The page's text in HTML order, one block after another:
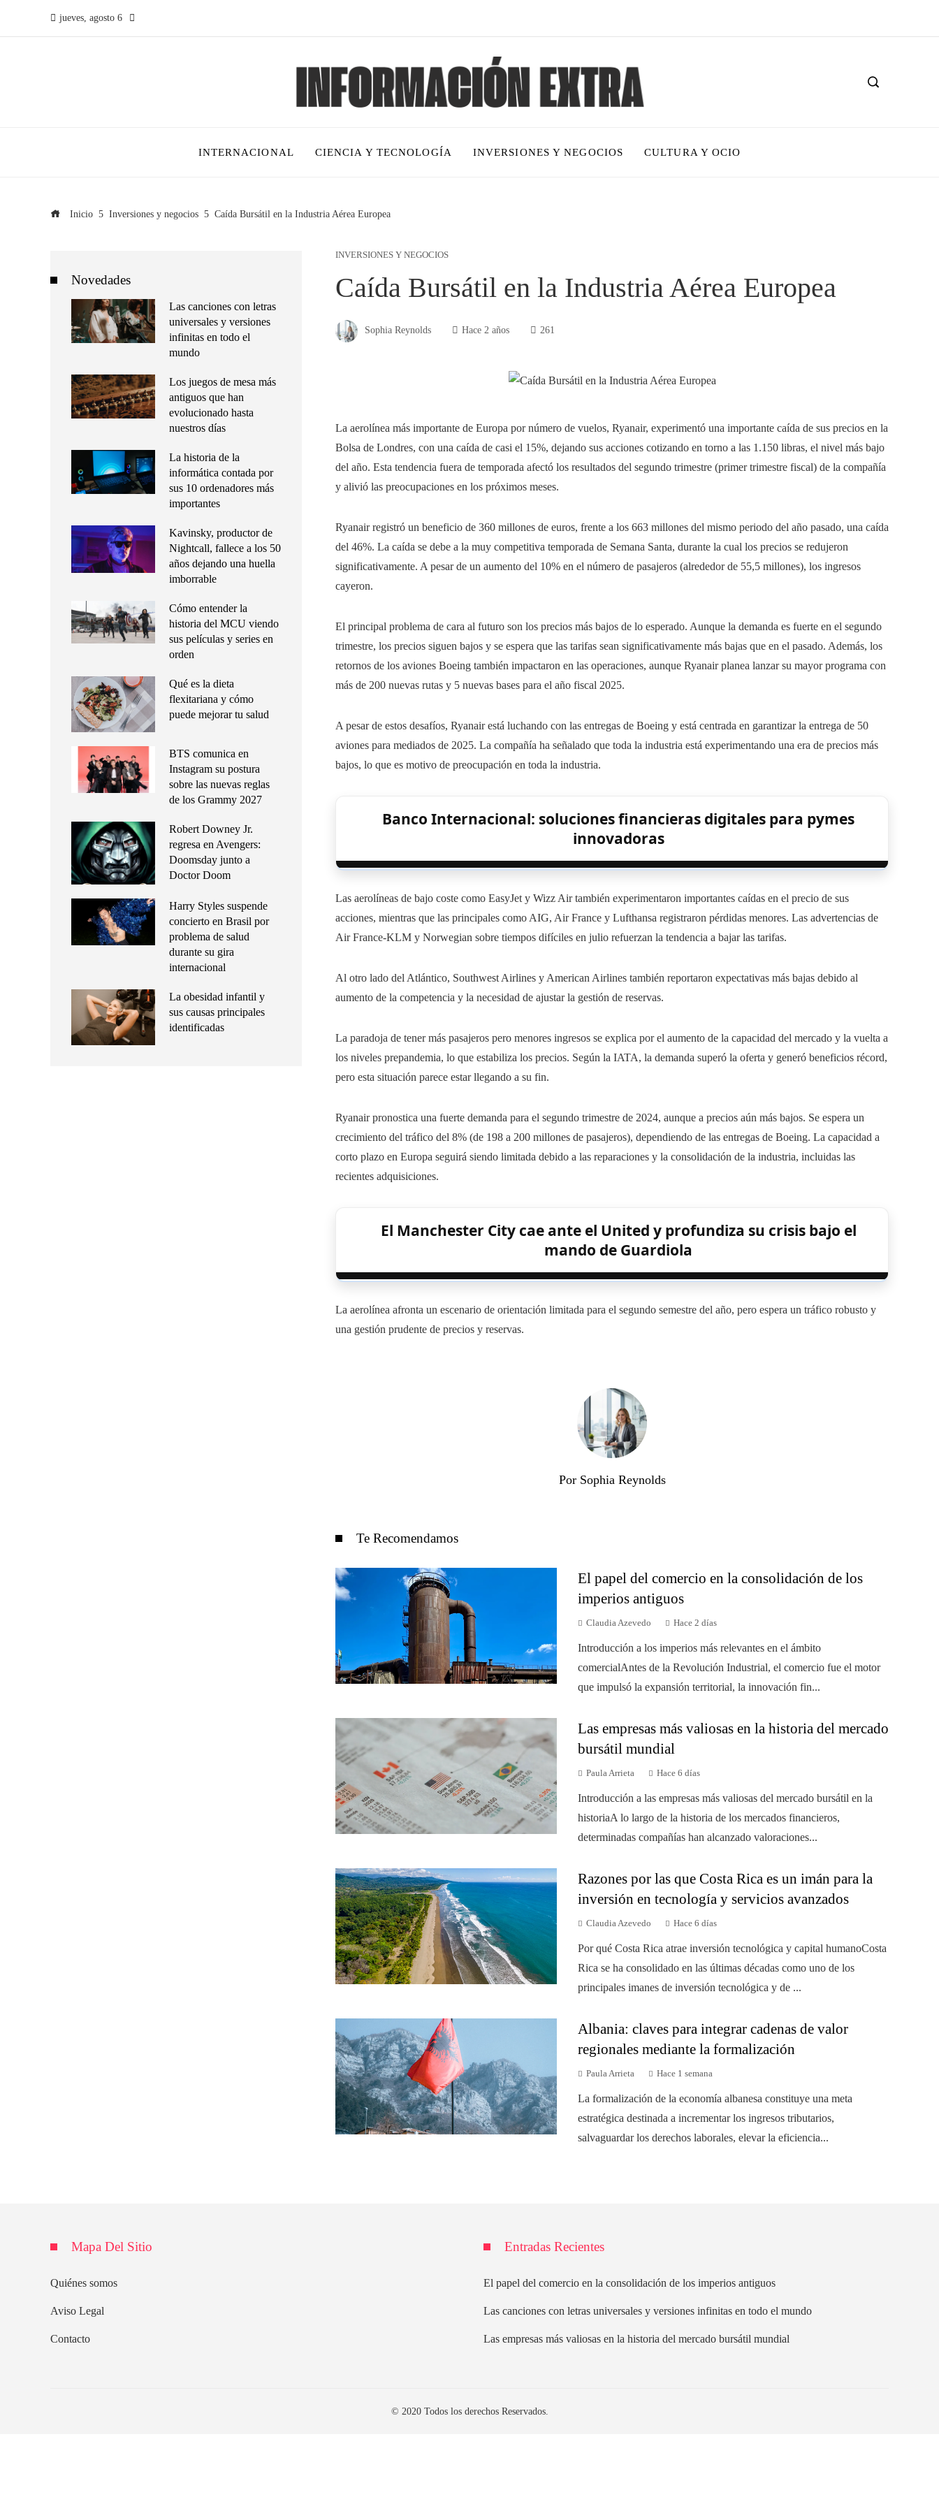
jueves, agosto 6
INTERNACIONAL CIENCIA Y TECNOLOGÍA INVERSIONES Y NEGOCIOS CULTURA Y OCIO
Inicio Inversiones y negocios Caída Bursátil en la Industria Aérea Europea
INVERSIONES Y NEGOCIOS
Caída Bursátil en la Industria Aérea Europea
Sophia Reynolds Hace 2 años 261
La aerolínea más importante de Europa por número de vuelos, Ryanair, experimentó una importante caída de sus precios en la
Bolsa de Londres, con una caída de casi el 15%, dejando sus acciones cotizando en torno a las 1.150 libras, el nivel más bajo
del año. Esta tendencia fuera de temporada afectó los resultados del segundo trimestre (primer trimestre fiscal) de la compañía
y alivió las preocupaciones en los próximos meses.
Ryanair registró un beneficio de 360 ​​millones de euros, frente a los 663 millones del mismo periodo del año pasado, una caída
del 46%. La caída se debe a la muy competitiva temporada de Semana Santa, durante la cual los precios se redujeron
significativamente. A pesar de un aumento del 10% en el número de pasajeros (alrededor de 55,5 millones), los ingresos
cayeron.
El principal problema de cara al futuro son los precios más bajos de lo esperado. Aunque la demanda es fuerte en el segundo
trimestre, los precios siguen bajos y se espera que las tarifas sean significativamente más bajas que en el pasado. Además, los
retornos de los aviones Boeing también impactaron en las operaciones, aunque Ryanair planea lanzar su mayor programa con
más de 200 nuevas rutas y 5 nuevas bases para el año fiscal 2025.
A pesar de estos desafíos, Ryanair está luchando con las entregas de Boeing y está centrada en garantizar la entrega de 50
aviones para mediados de 2025. La compañía ha señalado que toda la industria está experimentando una era de precios más
bajos, lo que es motivo de preocupación en toda la industria.
Banco Internacional: soluciones financieras digitales para pymes
innovadoras
Las aerolíneas de bajo coste como EasyJet y Wizz Air también experimentaron importantes caídas en el precio de sus
acciones, mientras que las principales como AIG, Air France y Lufthansa registraron pérdidas menores. Las advertencias de
Air France-KLM y Norwegian sobre tiempos difíciles en julio refuerzan la tendencia a bajar las tarifas.
Al otro lado del Atlántico, Southwest Airlines y American Airlines también reportaron expectativas más bajas debido al
aumento de la competencia y la necesidad de ajustar la gestión de reservas.
La paradoja de tener más pasajeros pero menores ingresos se explica por el aumento de la capacidad del mercado y la vuelta a
los niveles prepandemia, lo que estabiliza los precios. Según la IATA, la demanda superó la oferta y generó beneficios récord,
pero esta situación parece estar llegando a su fin.
Ryanair pronostica una fuerte demanda para el segundo trimestre de 2024, aunque a precios aún más bajos. Se espera un
crecimiento del tráfico del 8% (de 198 a 200 millones de pasajeros), dependiendo de las entregas de Boeing. La capacidad a
corto plazo en Europa seguirá siendo limitada debido a las reparaciones y la consolidación de la industria, incluidas las
recientes adquisiciones.
El Manchester City cae ante el United y profundiza su crisis bajo el
mando de Guardiola
La aerolínea afronta un escenario de orientación limitada para el segundo semestre del año, pero espera un tráfico robusto y
una gestión prudente de precios y reservas.
Por Sophia Reynolds
Te Recomendamos
El papel del comercio en la consolidación de los
imperios antiguos
Claudia Azevedo Hace 2 días
Introducción a los imperios más relevantes en el ámbito
comercialAntes de la Revolución Industrial, el comercio fue el motor
que impulsó la expansión territorial, la innovación fin...
Las empresas más valiosas en la historia del mercado
bursátil mundial
Paula Arrieta Hace 6 días
Introducción a las empresas más valiosas del mercado bursátil en la
historiaA lo largo de la historia de los mercados financieros,
determinadas compañías han alcanzado valoraciones...
Razones por las que Costa Rica es un imán para la
inversión en tecnología y servicios avanzados
Claudia Azevedo Hace 6 días
Por qué Costa Rica atrae inversión tecnológica y capital humanoCosta
Rica se ha consolidado en las últimas décadas como uno de los
principales imanes de inversión tecnológica y de ...
Albania: claves para integrar cadenas de valor
regionales mediante la formalización
Paula Arrieta Hace 1 semana
La formalización de la economía albanesa constituye una meta
estratégica destinada a incrementar los ingresos tributarios,
salvaguardar los derechos laborales, elevar la eficiencia...
Novedades
Las canciones con letras
universales y versiones
infinitas en todo el
mundo
Los juegos de mesa más
antiguos que han
evolucionado hasta
nuestros días
La historia de la
informática contada por
sus 10 ordenadores más
importantes
Kavinsky, productor de
Nightcall, fallece a los 50
años dejando una huella
imborrable
Cómo entender la
historia del MCU viendo
sus películas y series en
orden
Qué es la dieta
flexitariana y cómo
puede mejorar tu salud
BTS comunica en
Instagram su postura
sobre las nuevas reglas
de los Grammy 2027
Robert Downey Jr.
regresa en Avengers:
Doomsday junto a
Doctor Doom
Harry Styles suspende
concierto en Brasil por
problema de salud
durante su gira
internacional
La obesidad infantil y
sus causas principales
identificadas
Mapa Del Sitio
Quiénes somos
Aviso Legal
Contacto
Entradas Recientes
El papel del comercio en la consolidación de los imperios antiguos
Las canciones con letras universales y versiones infinitas en todo el mundo
Las empresas más valiosas en la historia del mercado bursátil mundial
© 2020 Todos los derechos Reservados.